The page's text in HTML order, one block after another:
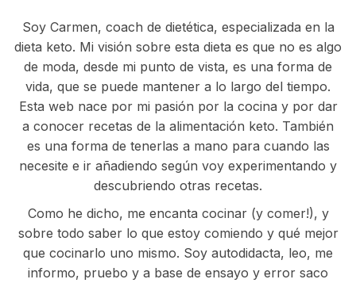
Soy Carmen, coach de dietética, especializada en la
dieta keto. Mi visión sobre esta dieta es que no es algo
de moda, desde mi punto de vista, es una forma de
vida, que se puede mantener a lo largo del tiempo.
Esta web nace por mi pasión por la cocina y por dar
a conocer recetas de la alimentación keto. También
es una forma de tenerlas a mano para cuando las
necesite e ir añadiendo según voy experimentando y
descubriendo otras recetas.
Como he dicho, me encanta cocinar (y comer!), y
sobre todo saber lo que estoy comiendo y qué mejor
que cocinarlo uno mismo. Soy autodidacta, leo, me
informo, pruebo y a base de ensayo y error saco